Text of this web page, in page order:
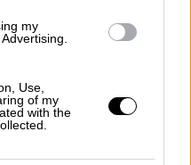
my
Use,
of my
with the
ντοκουμέντο από
στον